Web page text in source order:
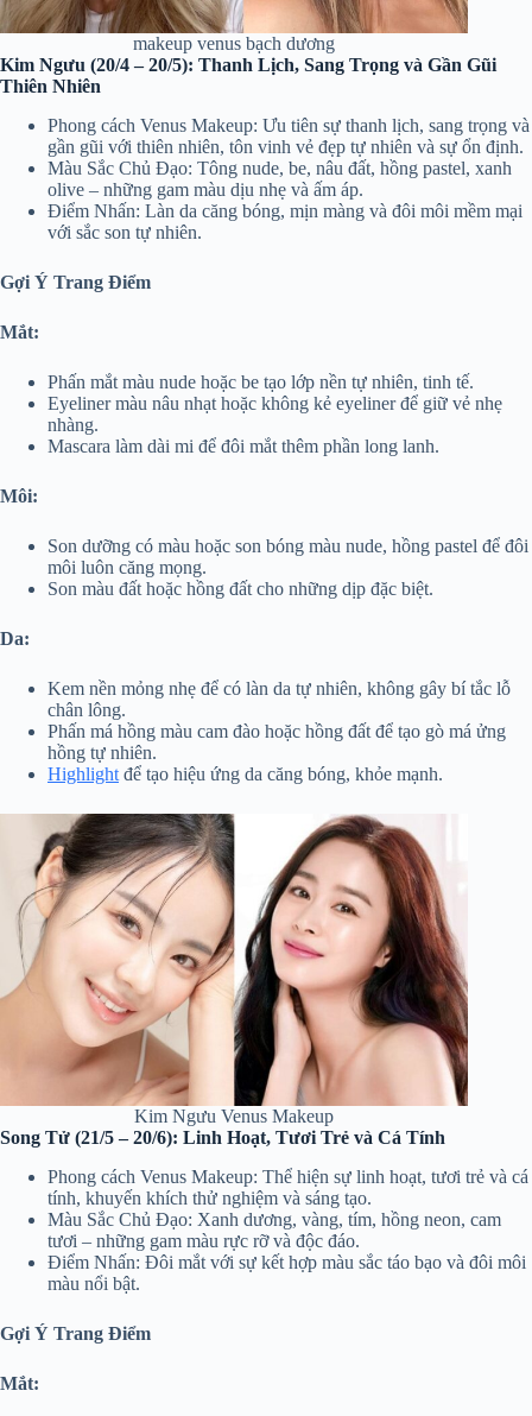
makeup venus bạch dương
Kim Ngưu (20/4 – 20/5): Thanh Lịch, Sang Trọng và Gần Gũi
Thiên Nhiên
Phong cách Venus Makeup: Ưu tiên sự thanh lịch, sang trọng và
gần gũi với thiên nhiên, tôn vinh vẻ đẹp tự nhiên và sự ổn định.
Màu Sắc Chủ Đạo: Tông nude, be, nâu đất, hồng pastel, xanh
olive – những gam màu dịu nhẹ và ấm áp.
Điểm Nhấn: Làn da căng bóng, mịn màng và đôi môi mềm mại
với sắc son tự nhiên.
Gợi Ý Trang Điểm
Mắt:
Phấn mắt màu nude hoặc be tạo lớp nền tự nhiên, tinh tế.
Eyeliner màu nâu nhạt hoặc không kẻ eyeliner để giữ vẻ nhẹ
nhàng.
Mascara làm dài mi để đôi mắt thêm phần long lanh.
Môi:
Son dưỡng có màu hoặc son bóng màu nude, hồng pastel để đôi
môi luôn căng mọng.
Son màu đất hoặc hồng đất cho những dịp đặc biệt.
Da:
Kem nền mỏng nhẹ để có làn da tự nhiên, không gây bí tắc lỗ
chân lông.
Phấn má hồng màu cam đào hoặc hồng đất để tạo gò má ửng
hồng tự nhiên.
Highlight để tạo hiệu ứng da căng bóng, khỏe mạnh.
Kim Ngưu Venus Makeup
Song Tử (21/5 – 20/6): Linh Hoạt, Tươi Trẻ và Cá Tính
Phong cách Venus Makeup: Thể hiện sự linh hoạt, tươi trẻ và cá
tính, khuyến khích thử nghiệm và sáng tạo.
Màu Sắc Chủ Đạo: Xanh dương, vàng, tím, hồng neon, cam
tươi – những gam màu rực rỡ và độc đáo.
Điểm Nhấn: Đôi mắt với sự kết hợp màu sắc táo bạo và đôi môi
màu nổi bật.
Gợi Ý Trang Điểm
Mắt: